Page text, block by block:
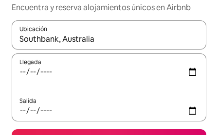
Encuentra y reserva alojamientos únicos en Airbnb
Ubicación
Cuando los resultados estén disponibles, navega con las
Llegada
Salida